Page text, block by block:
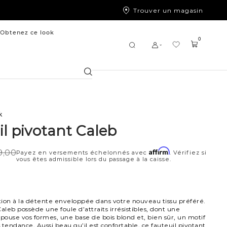
Trouver un magasin
Obtenez ce look
Chercher
0
pivotant Caleb
Payez en versements échelonnés avecAffirm. Vérifiez si
vous êtes admissible lors du passage à la caisse.
à la détente enveloppée dans votre nouveau tissu préféré.
possède une foule d’attraits irrésistibles, dont une
vos formes, une base de bois blond et, bien sûr, un motif
Aussi beau qu’il est confortable, ce fauteuil pivotant